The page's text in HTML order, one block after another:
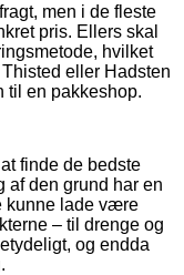
men i de fleste
pris. Ellers skal
hvilket
eller Hadsten
til en pakkeshop.
finde de bedste
af den grund har en
kunne lade være
– til drenge og
og endda